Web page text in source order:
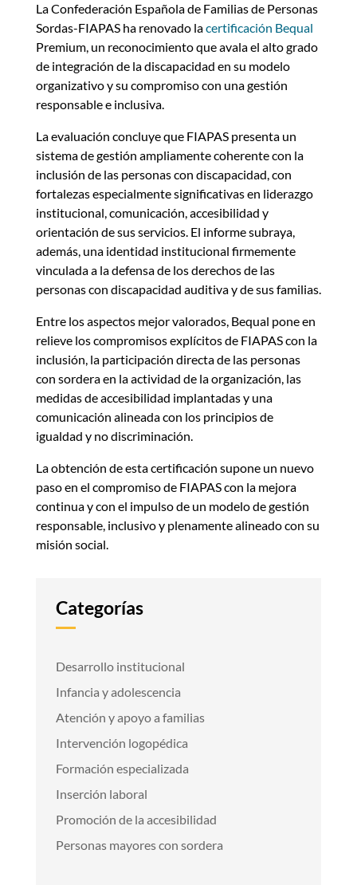
La Confederación Española de Familias de Personas
Sordas-FIAPAS ha renovado lacertificación Bequal
Premium, un reconocimiento que avala el alto grado
de integración de la discapacidad en su modelo
organizativo y su compromiso con una gestión
responsable e inclusiva.
La evaluación concluye que FIAPAS presenta un
sistema de gestión ampliamente coherente con la
inclusión de las personas con discapacidad, con
fortalezas especialmente significativas en liderazgo
institucional, comunicación, accesibilidad y
orientación de sus servicios. El informe subraya,
además, una identidad institucional firmemente
vinculada a la defensa de los derechos de las
personas con discapacidad auditiva y de sus familias.
Entre los aspectos mejor valorados, Bequal pone en
relieve los compromisos explícitos de FIAPAS con la
inclusión, la participación directa de las personas
con sordera en la actividad de la organización, las
medidas de accesibilidad implantadas y una
comunicación alineada con los principios de
igualdad y no discriminación.
La obtención de esta certificación supone un nuevo
paso en el compromiso de FIAPAS con la mejora
continua y con el impulso de un modelo de gestión
responsable, inclusivo y plenamente alineado con su
misión social.
Categorías
Desarrollo institucional
Infancia y adolescencia
Atención y apoyo a familias
Intervención logopédica
Formación especializada
Inserción laboral
Promoción de la accesibilidad
Personas mayores con sordera